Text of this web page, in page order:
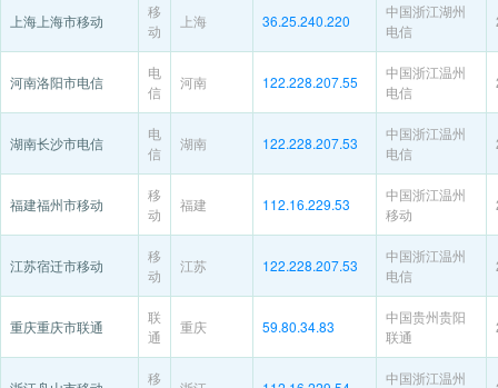
上海上海市移动
移
动
上海 36.25.240.220
中国浙江湖州
电信
河南洛阳市电信
电
信
河南 122.228.207.55
中国浙江温州
电信
湖南长沙市电信
电
信
湖南 122.228.207.53
中国浙江温州
电信
福建福州市移动
移
动
福建 112.16.229.53
中国浙江温州
移动
江苏宿迁市移动
移
动
江苏 122.228.207.53
中国浙江温州
电信
重庆重庆市联通
联
通
重庆 59.80.34.83
中国贵州贵阳
联通
移 中国浙江温州